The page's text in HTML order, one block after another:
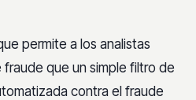
permite a los analistas
que un simple filtro de
contra el fraude